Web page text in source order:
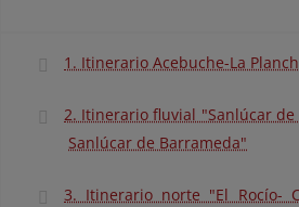
1. Itinerario Acebuche-La
2. Itinerario fluvial "Sanlúcar de
Sanlúcar de Barrameda"
3. Itinerario norte "El Rocío-